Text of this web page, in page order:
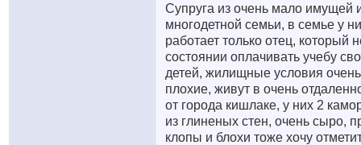
Супруга из очень мало имущей
многодетной семьи, в семье у
работает только отец, который
состоянии оплачивать учебу
детей, жилищные условия очень
плохие, живут в очень
от города кишлаке, у них 2
из глиненых стен, очень сыро,
клопы и блохи тоже хочу